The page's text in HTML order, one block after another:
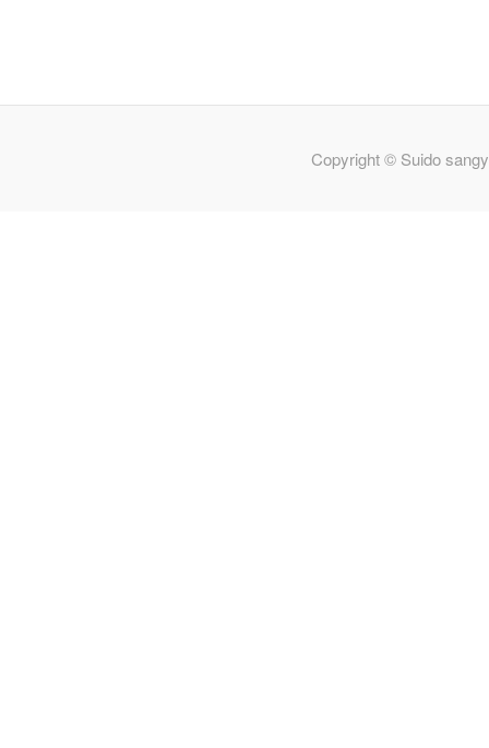
Copyright © Suido